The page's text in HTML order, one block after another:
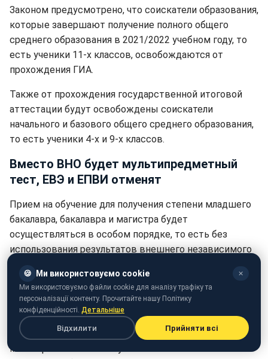
Законом предусмотрено, что соискатели образования,
которые завершают получение полного общего
среднего образования в 2021/2022 учебном году, то
есть ученики 11-х классов, освобождаются от
прохождения ГИА.
Также от прохождения государственной итоговой
аттестации будут освобождены соискатели
начального и базового общего среднего образования,
то есть ученики 4-х и 9-х классов.
Вместо ВНО будет мультипредметный
тест, ЕВЭ и ЕПВИ отменят
Прием на обучение для получения степени младшего
бакалавра, бакалавра и магистра будет
осуществляться в особом порядке, то есть без
использования результатов внешнего независимого
(ЕВЭ) и единого профессионального вступительного
испытания (ЕПВИ).
ЕПВИ и ЕВЭ - это форма вступительного испытания
для поступления на обучение для получения степени
магистра на основе полученной степени высшего
🍪 Ми використовуємо cookie ✕
Ми використовуємо файли cookie для аналізу трафіку та
персоналізації контенту. Прочитайте нашу Політику
конфіденційності. Детальніше
Відхилити Прийняти всі